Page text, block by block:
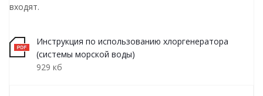
входят.
Инструкция по использованию хлоргенератора
(системы морской воды)
929 кб